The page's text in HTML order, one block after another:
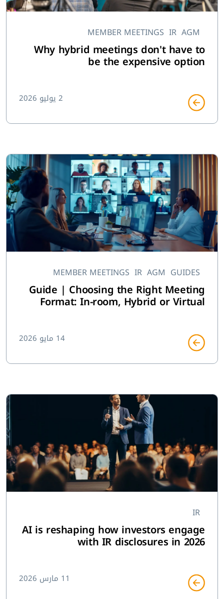
AGM
IR
MEMBER MEETINGS
Why hybrid meetings don't have to
be the expensive option
2 يوليو 2026
GUIDES
AGM
IR
MEMBER MEETINGS
Guide | Choosing the Right Meeting
Format: In-room, Hybrid or Virtual
14 مايو 2026
IR
AI is reshaping how investors engage
with IR disclosures in 2026
11 مارس 2026